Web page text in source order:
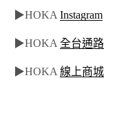
▶HOKAInstagram
▶HOKA全台通路
▶HOKA線上商城